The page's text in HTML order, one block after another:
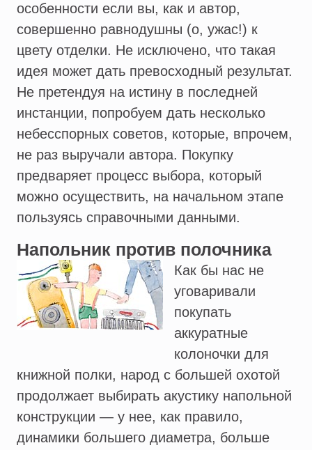
особенности если вы, как и автор,
совершенно равнодушны (о, ужас!) к
цвету отделки. Не исключено, что такая
идея может дать превосходный результат.
Не претендуя на истину в последней
инстанции, попробуем дать несколько
небесспорных советов, которые, впрочем,
не раз выручали автора. Покупку
предваряет процесс выбора, который
можно осуществить, на начальном этапе
пользуясь справочными данными.
Напольник против полочника
Как бы нас не
уговаривали
покупать
аккуратные
колоночки для
книжной полки, народ с большей охотой
продолжает выбирать акустику напольной
конструкции — у нее, как правило,
динамики большего диаметра, больше